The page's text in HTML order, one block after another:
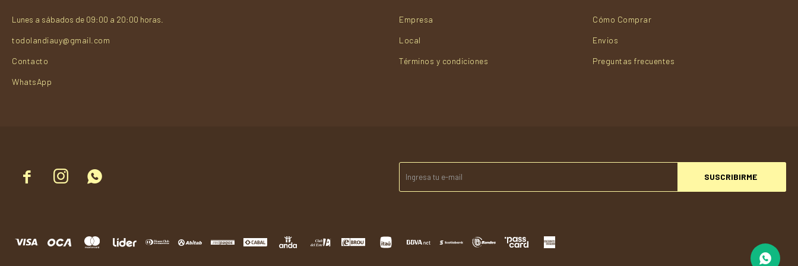
   SUSCRIBIRME
Lunes a sábados de 09:00 a 20:00 horas.
todolandiauy@gmail.com
Contacto
WhatsApp
Empresa
Local
Términos y condiciones
Cómo Comprar
Envios
Preguntas frecuentes